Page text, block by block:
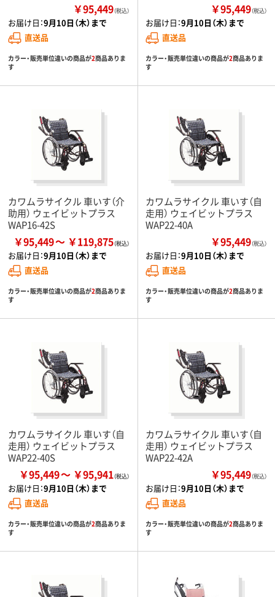
￥95,449（税込）
お届け日：9月10日（木）まで
直送品
カラー・販売単位違いの商品が2商品ありま
す
￥95,449（税込）
お届け日：9月10日（木）まで
直送品
カラー・販売単位違いの商品が2商品ありま
す
カワムラサイクル 車いす（介
助用） ウェイビットプラス
WAP16-42S
￥95,449 ￥119,875
お届け日：9月10日（木）まで
直送品
カラー・販売単位違いの商品が2商品ありま
す
カワムラサイクル 車いす（自
走用） ウェイビットプラス
WAP22-40A
￥95,449（税込）
お届け日：9月10日（木）まで
直送品
カラー・販売単位違いの商品が2商品ありま
す
カワムラサイクル 車いす（自
走用） ウェイビットプラス
WAP22-40S
￥95,449 ￥95,941
お届け日：9月10日（木）まで
直送品
カラー・販売単位違いの商品が2商品ありま
す
カワムラサイクル 車いす（自
走用） ウェイビットプラス
WAP22-42A
￥95,449（税込）
お届け日：9月10日（木）まで
直送品
カラー・販売単位違いの商品が2商品ありま
す